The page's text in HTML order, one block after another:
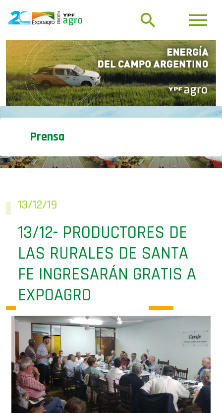
Prensa
13/12/19
13/12- PRODUCTORES DE
LAS RURALES DE SANTA
FE INGRESARÁN GRATIS A
EXPOAGRO